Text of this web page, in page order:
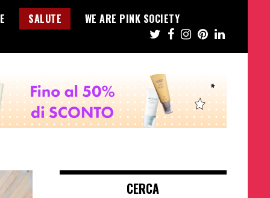
SALUTE WE ARE PINK SOCIETY
CERCA